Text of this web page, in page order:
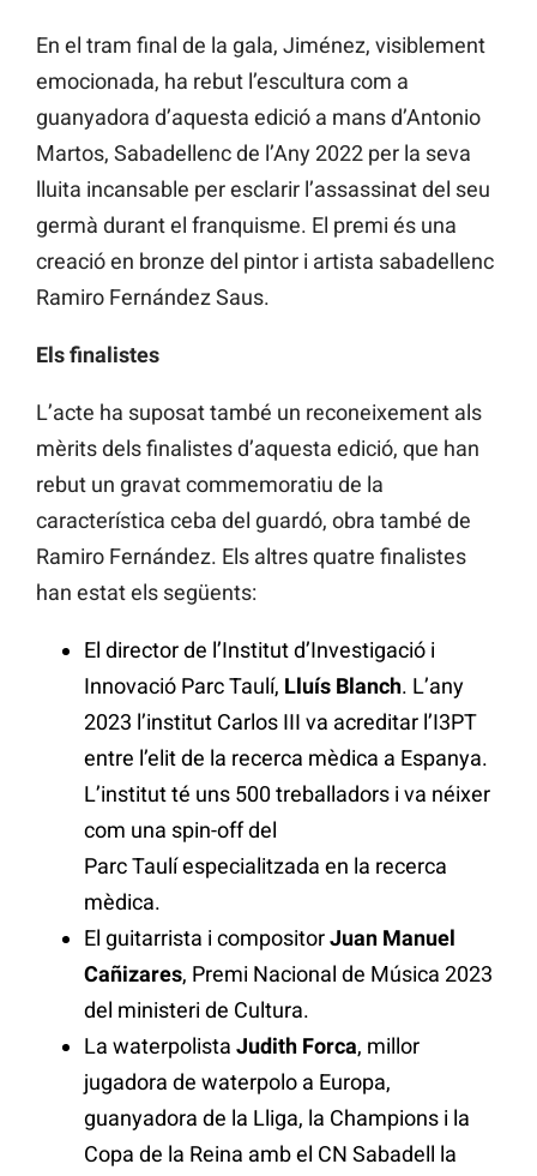
En el tram final de la gala, Jiménez, visiblement
emocionada, ha rebut l’escultura com a
guanyadora d’aquesta edició a mans d’Antonio
Martos, Sabadellenc de l’Any 2022 per la seva
lluita incansable per esclarir l’assassinat del seu
germà durant el franquisme. El premi és una
creació en bronze del pintor i artista sabadellenc
Ramiro Fernández Saus.
Els finalistes
L’acte ha suposat també un reconeixement als
mèrits dels finalistes d’aquesta edició, que han
rebut un gravat commemoratiu de la
característica ceba del guardó, obra també de
Ramiro Fernández. Els altres quatre finalistes
han estat els següents:
El director de l’Institut d’Investigació i
Innovació Parc Taulí, Lluís Blanch. L’any
2023 l’institut Carlos III va acreditar l’I3PT
entre l’elit de la recerca mèdica a Espanya.
L’institut té uns 500 treballadors i va néixer
com una spin-off del
Parc Taulí especialitzada en la recerca
mèdica.
El guitarrista i compositorJuan Manuel
Cañizares, Premi Nacional de Música 2023
del ministeri de Cultura.
La waterpolista Judith Forca, millor
jugadora de waterpolo a Europa,
guanyadora de la Lliga, la Champions i la
Copa de la Reina amb el CN Sabadell la